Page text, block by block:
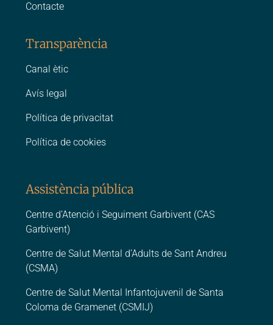
Contacte
Transparència
Canal ètic
Avís legal
Política de privacitat
Política de cookies
Assistència pública
Centre d’Atenció i Seguiment Garbivent (CAS
Garbivent)
Centre de Salut Mental d’Adults de Sant Andreu
(CSMA)
Centre de Salut Mental Infantojuvenil de Santa
Coloma de Gramenet (CSMIJ)